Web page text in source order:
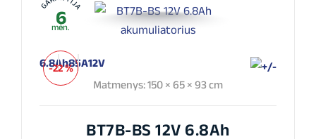
-22 %
6
mėn.
6.8Ah85A12V
Matmenys: 150 × 65 × 93 cm
BT7B-BS 12V 6.8Ah